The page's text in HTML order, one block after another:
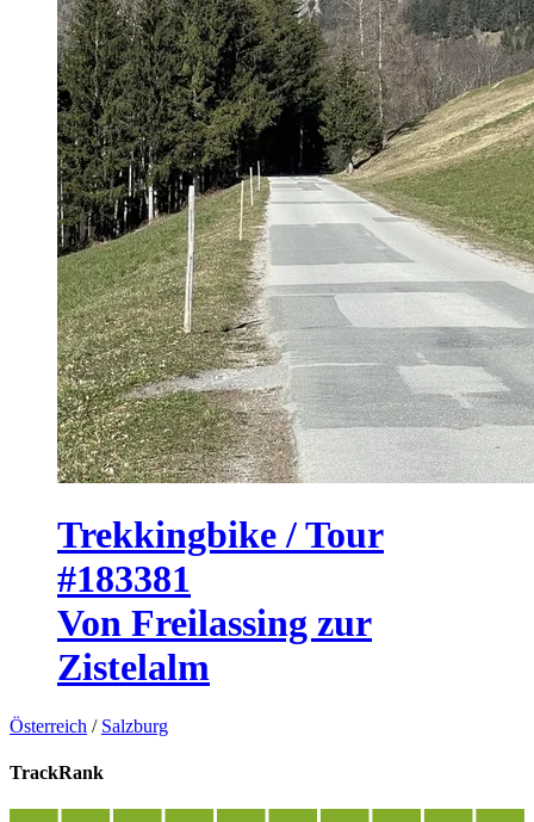
Trekkingbike / Tour
#183381
Von Freilassing zur
Zistelalm
Österreich / Salzburg
TrackRank